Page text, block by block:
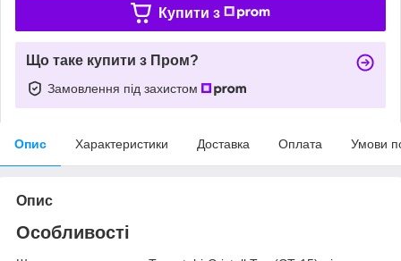
Купити з
Що таке купити з Пром?
Замовлення під захистом
Опис Характеристики Доставка Оплата Умови
Опис
Особливості